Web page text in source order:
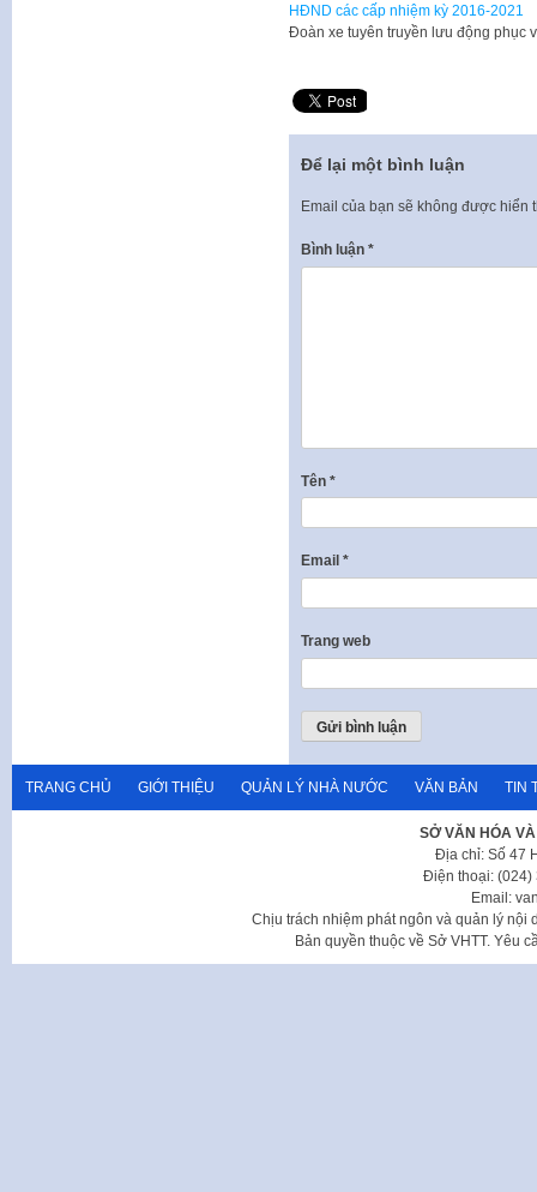
HĐND các cấp nhiệm kỳ 2016-2021
Đoàn xe tuyên truyền lưu động phục
Để lại một bình luận
Email của bạn sẽ không được hiển
Bình luận *
Tên *
Email *
Trang web
TRANG CHỦ GIỚI THIỆU QUẢN LÝ NHÀ NƯỚC VĂN BẢN TIN
SỞ VĂN HÓA
Địa chỉ: Số 47
Điện thoại: (024)
Email:
Chịu trách nhiệm phát ngôn và quản lý nội
Bản quyền thuộc về Sở VHTT. Yêu